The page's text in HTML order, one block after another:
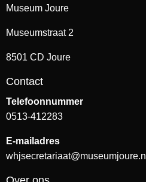
Museum Joure
Museumstraat 2
8501 CD Joure
Contact
Telefoonnummer
0513-412283
E-mailadres
whjsecretariaat@museumjoure.nl